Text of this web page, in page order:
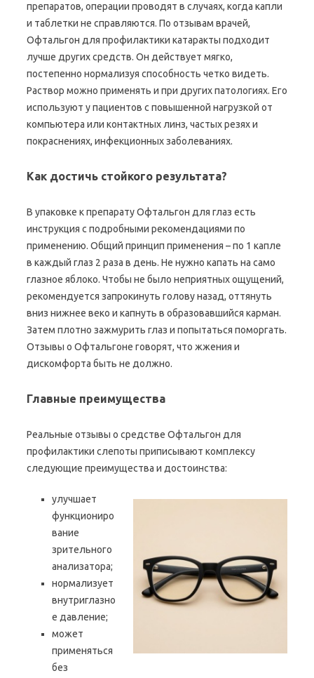
препаратов, операции проводят в случаях, когда капли
и таблетки не справляются. По отзывам врачей,
Офтальгон для профилактики катаракты подходит
лучше других средств. Он действует мягко,
постепенно нормализуя способность четко видеть.
Раствор можно применять и при других патологиях. Его
используют у пациентов с повышенной нагрузкой от
компьютера или контактных линз, частых резях и
покраснениях, инфекционных заболеваниях.
Как достичь стойкого результата?
В упаковке к препарату Офтальгон для глаз есть
инструкция с подробными рекомендациями по
применению. Общий принцип применения – по 1 капле
в каждый глаз 2 раза в день. Не нужно капать на само
глазное яблоко. Чтобы не было неприятных ощущений,
рекомендуется запрокинуть голову назад, оттянуть
вниз нижнее веко и капнуть в образовавшийся карман.
Затем плотно зажмурить глаз и попытаться поморгать.
Отзывы о Офтальгоне говорят, что жжения и
дискомфорта быть не должно.
Главные преимущества
Реальные отзывы о средстве Офтальгон для
профилактики слепоты приписывают комплексу
следующие преимущества и достоинства:
улучшает
функциониро
вание
зрительного
анализатора;
нормализует
внутриглазно
е давление;
может
применяться
без